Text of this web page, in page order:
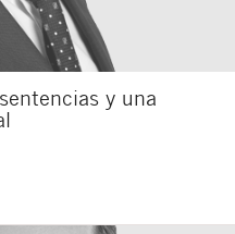
y una